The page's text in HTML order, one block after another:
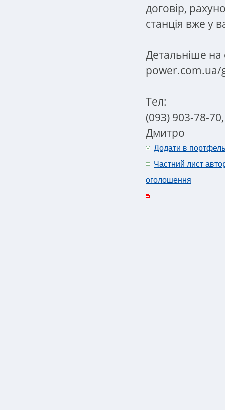
договір,
станція вже у
Детальніше
Тел:
(093) 903-78-
Дмитро
Додати в портфель
Частний лист
оголошення